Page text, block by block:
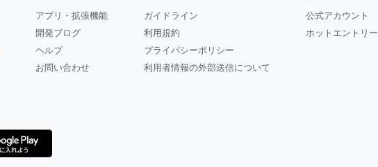
アプリ・拡張機能
開発ブログ
ヘルプ
お問い合わせ
ガイドライン
利用規約
プライバシーポリシー
利用者情報の外部送信について
公式アカウント
ホットエントリー